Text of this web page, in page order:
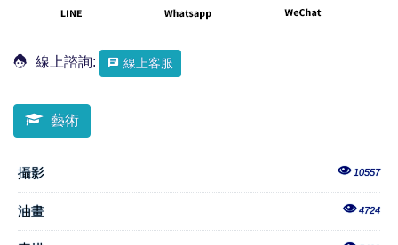
線上諮詢: 線上客服
藝術
攝影 10557
油畫 4724